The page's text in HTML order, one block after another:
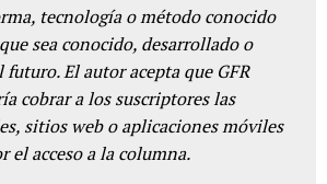
tecnología o método conocido
sea conocido, desarrollado o
El autor acepta que GFR
cobrar a los suscriptores las
sitios web o aplicaciones móviles
el acceso a la columna.